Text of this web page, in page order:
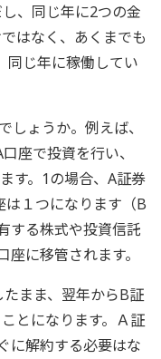
、同じ年に2つの金
はなく、あくまでも
同じ年に稼働してい
しょうか。例えば、
座で投資を行い、
す。1の場合、A証券
１つになります（B
する株式や投資信託
に移管されます。
まま、翌年からB証
とになります。Ａ証
に解約する必要はな